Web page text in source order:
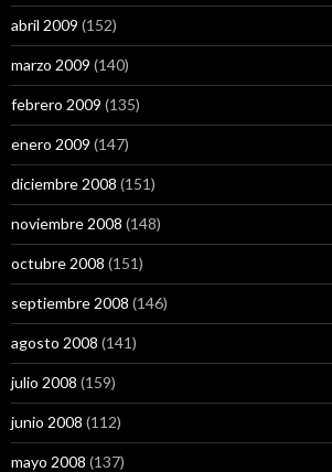
abril 2009 (152)
marzo 2009 (140)
febrero 2009 (135)
enero 2009 (147)
diciembre 2008 (151)
noviembre 2008 (148)
octubre 2008 (151)
septiembre 2008 (146)
agosto 2008 (141)
julio 2008 (159)
junio 2008 (112)
mayo 2008 (137)